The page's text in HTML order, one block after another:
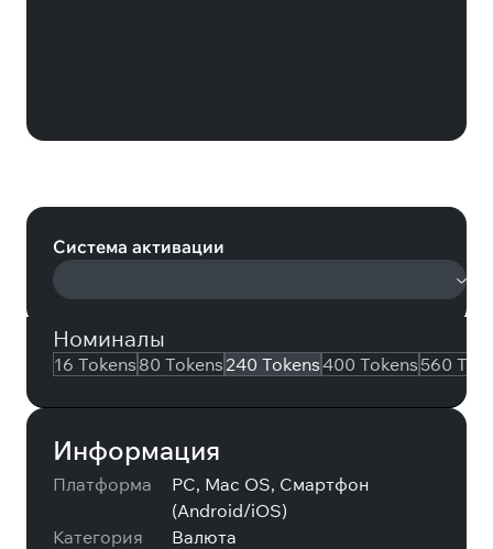
Система активации
Номиналы
16 Tokens 80 Tokens 240 Tokens400 Tokens 560
Информация
Платформа
PC, Mac OS, Смартфон
(Android/iOS)
Категория
Валюта